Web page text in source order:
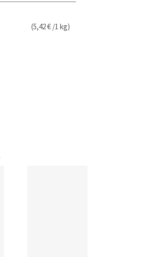
(5,42 € /1 kg)